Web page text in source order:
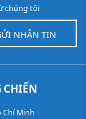
chúng tôi
NHẬN TIN
CHIẾN
Chí Minh